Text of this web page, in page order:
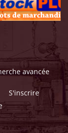
avancée
S'inscrire